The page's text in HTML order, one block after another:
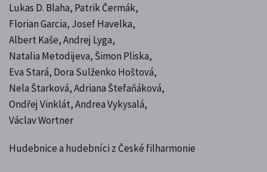
Lukas D. Blaha, Patrik Čermák,
Florian Garcia, Josef Havelka,
Albert Kaše, Andrej Lyga,
Natalia Metodijeva, Šimon Pliska,
Eva Stará, Dora Sulženko Hoštová,
Nela Štarková, Adriana Štefaňáková,
Ondřej Vinklát, Andrea Vykysalá,
Václav Wortner
Hudebnice a hudebníci z České filharmonie